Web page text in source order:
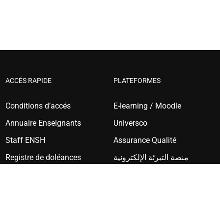
ACCÉS RAPIDE
Conditions d’accés
Annuaire Enseignants
Staff ENSH
Registre de doléances
PLATEFORMES
E-learning / Moodle
Universco
Assurance Qualité
منصة التبرئة الإلكترونية